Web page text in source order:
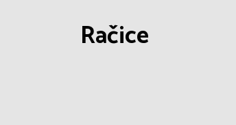
Račice